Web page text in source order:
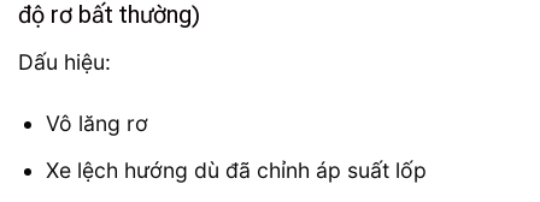
độ rơ bất thường)
Dấu hiệu:
Vô lăng rơ
Xe lệch hướng dù đã chỉnh áp suất lốp